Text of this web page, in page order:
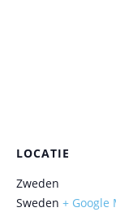
LOCATIE
Zweden
Sweden + Google